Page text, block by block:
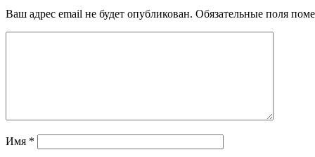
Ваш адрес email не будет опубликован. Обязательные поля
Имя *